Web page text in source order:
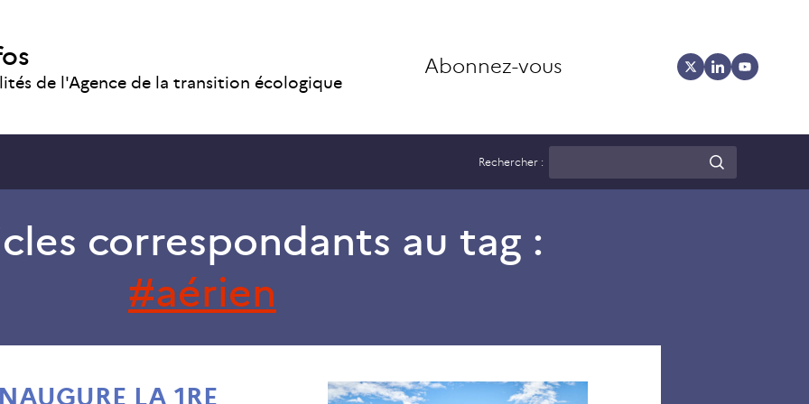
de l'Agence de la transition écologique
Abonnez-vous
Rechercher :
correspondants au tag :
aérien
LA 1RE
La